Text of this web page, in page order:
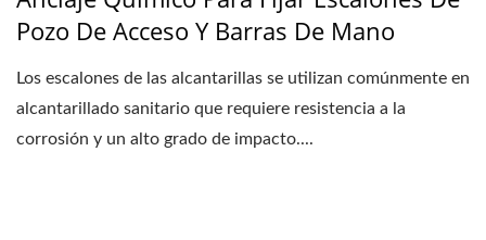
Pozo De Acceso Y Barras De Mano
Los escalones de las alcantarillas se utilizan comúnmente en
alcantarillado sanitario que requiere resistencia a la
corrosión y un alto grado de impacto....